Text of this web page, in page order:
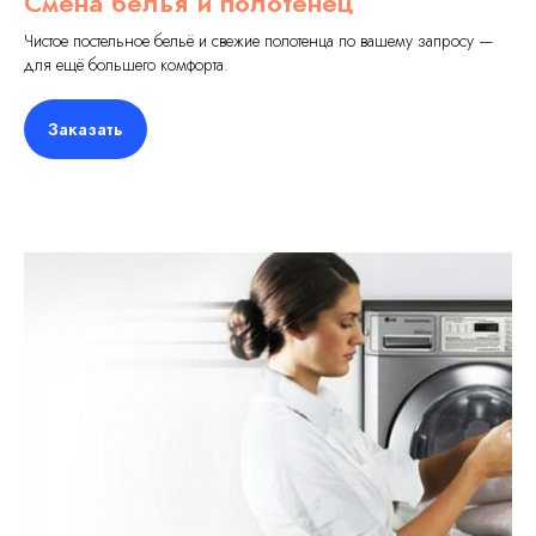
Чистое постельное бельё и свежие полотенца по вашему запросу —
для ещё большего комфорта.
Заказать